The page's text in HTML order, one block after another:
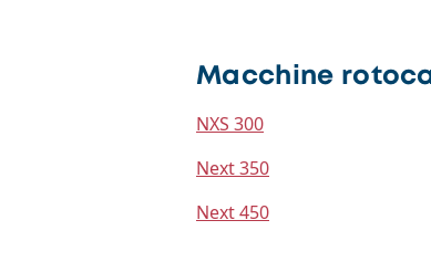
Macchine
NXS 300
Next 350
Next 450